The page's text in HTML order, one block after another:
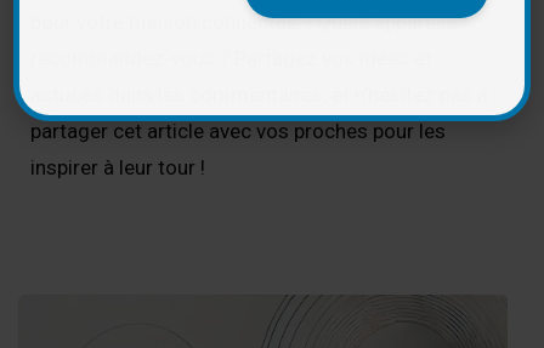
pour votre maison connectée ? Quels appareils
partager cet article avec vos proches pour les
inspirer à leur tour !